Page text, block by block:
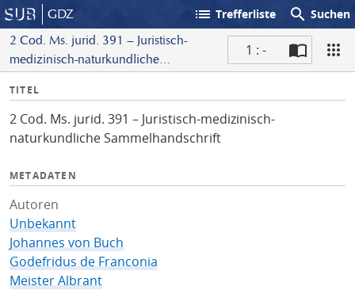
GDZ list Trefferliste search Suchen
2 Cod. Ms. jurid. 391 – Juristisch-
medizinisch-naturkundliche
1 : -
I
f
o
TITEL
2 Cod. Ms. jurid. 391 – Juristisch-medizinisch-
naturkundliche Sammelhandschrift
METADATEN
Autoren
Unbekannt
Johannes von Buch
Godefridus de Franconia
Meister Albrant